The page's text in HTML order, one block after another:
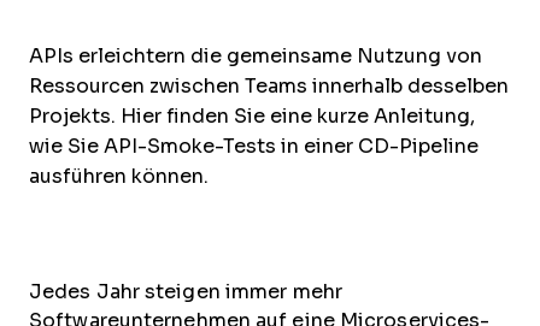
APIs erleichtern die gemeinsame Nutzung von
Ressourcen zwischen Teams innerhalb desselben
Projekts. Hier finden Sie eine kurze Anleitung,
wie Sie API-Smoke-Tests in einer CD-Pipeline
ausführen können.
Jedes Jahr steigen immer mehr
Softwareunternehmen auf eine Microservices-